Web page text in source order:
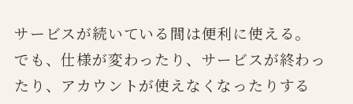
サービスが続いている間は便利に使える。
でも、仕様が変わったり、サービスが終わっ
たり、アカウントが使えなくなったりする